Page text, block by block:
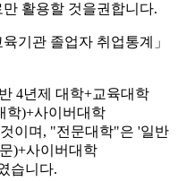
활용할 것을권합니다.
기관 졸업자 취업통계」
4년제 대학+교육대학
학)+사이버대학
이며, "전문대학"은 '일반
)+사이버대학
습니다.